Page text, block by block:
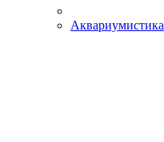
Аквариумистика